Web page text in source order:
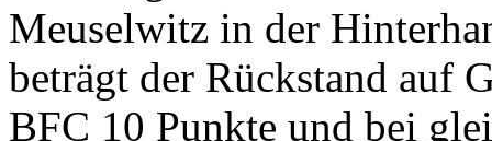
Meuselwitz in der
beträgt der Rückstand auf
BFC 10 Punkte und bei